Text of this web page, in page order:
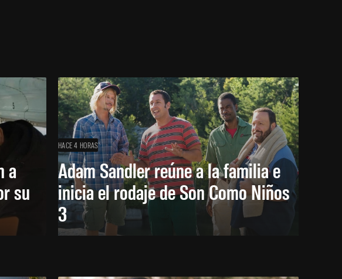
a
su
HACE 4 HORAS
Adam Sandler reúne a la familia e
inicia el rodaje de Son Como Niños
3